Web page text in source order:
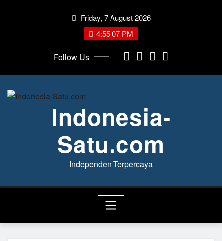
Friday, 7 August 2026
4:55:08 PM
Follow Us
Indonesia-
Satu.com
Independen Terpercaya